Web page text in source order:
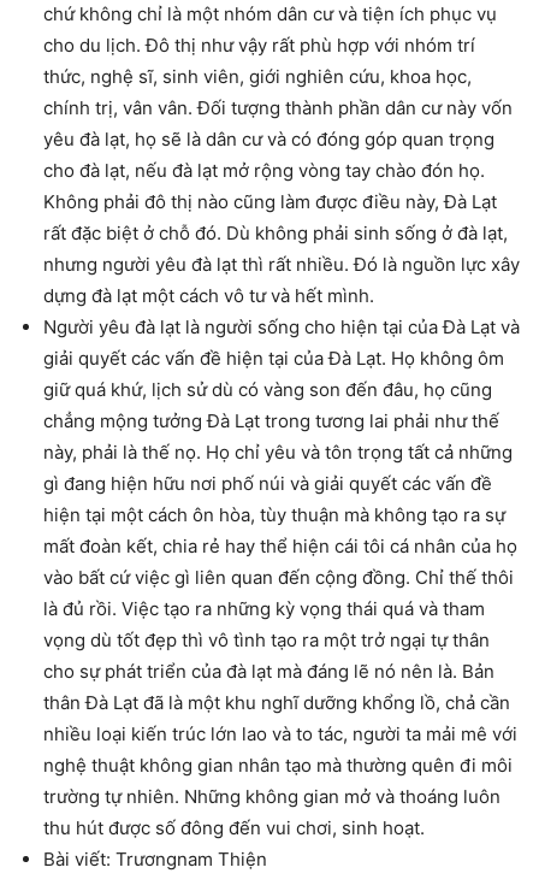
chứ không chỉ là một nhóm dân cư và tiện ích phục vụ
cho du lịch. Đô thị như vậy rất phù hợp với nhóm trí
thức, nghệ sĩ, sinh viên, giới nghiên cứu, khoa học,
chính trị, vân vân. Đối tượng thành phần dân cư này vốn
yêu đà lạt, họ sẽ là dân cư và có đóng góp quan trọng
cho đà lạt, nếu đà lạt mở rộng vòng tay chào đón họ.
Không phải đô thị nào cũng làm được điều này, Đà Lạt
rất đặc biệt ở chỗ đó. Dù không phải sinh sống ở đà lạt,
nhưng người yêu đà lạt thì rất nhiều. Đó là nguồn lực xây
dựng đà lạt một cách vô tư và hết mình.
Người yêu đà lạt là người sống cho hiện tại của Đà Lạt và
giải quyết các vấn đề hiện tại của Đà Lạt. Họ không ôm
giữ quá khứ, lịch sử dù có vàng son đến đâu, họ cũng
chẳng mộng tưởng Đà Lạt trong tương lai phải như thế
này, phải là thế nọ. Họ chỉ yêu và tôn trọng tất cả những
gì đang hiện hữu nơi phố núi và giải quyết các vấn đề
hiện tại một cách ôn hòa, tùy thuận mà không tạo ra sự
mất đoàn kết, chia rẻ hay thể hiện cái tôi cá nhân của họ
vào bất cứ việc gì liên quan đến cộng đồng. Chỉ thế thôi
là đủ rồi. Việc tạo ra những kỳ vọng thái quá và tham
vọng dù tốt đẹp thì vô tình tạo ra một trở ngại tự thân
cho sự phát triển của đà lạt mà đáng lẽ nó nên là. Bản
thân Đà Lạt đã là một khu nghĩ dưỡng khổng lồ, chả cần
nhiều loại kiến trúc lớn lao và to tác, người ta mải mê với
nghệ thuật không gian nhân tạo mà thường quên đi môi
trường tự nhiên. Những không gian mở và thoáng luôn
thu hút được số đông đến vui chơi, sinh hoạt.
Bài viết: Trươngnam Thiện